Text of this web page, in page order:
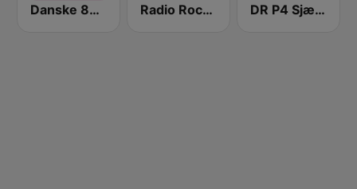
Danske 80'er Hits Radio Rock FM DR P4 Sjælland